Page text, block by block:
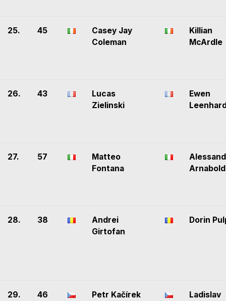
25. 45
Casey Jay
Coleman
Killian
McArdle
26. 43
Lucas
Zielinski
Ewen
27. 57
Matteo
Fontana
28. 38
Andrei
Girtofan
Dorin
29. 46 Petr Kačírek
Ladislav